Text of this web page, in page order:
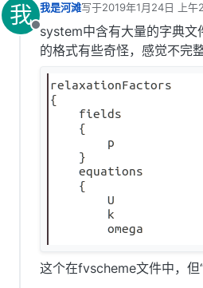
我
离线
我是河滩写于2019年1月24日 上午
最后由 编辑
system中含有大量的字典文
的格式有些奇怪，感觉不完
这个在fvscheme文件中，但